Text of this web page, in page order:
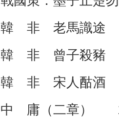
韓 非 老馬識
韓 非 曾子殺
韓 非 宋人酤
中 庸（二章）